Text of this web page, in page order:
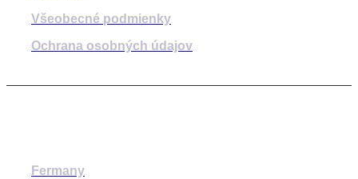
Všeobecné podmienky
Ochrana osobných údajov
Fermany